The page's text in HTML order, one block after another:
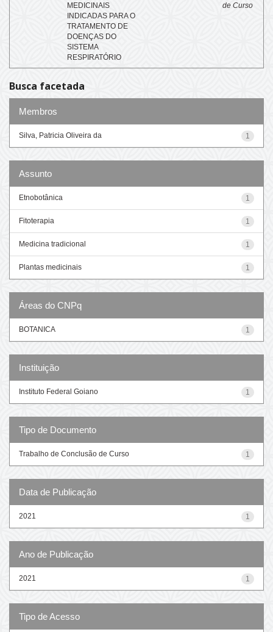
MEDICINAIS
INDICADAS PARA O
TRATAMENTO DE
DOENÇAS DO
SISTEMA
RESPIRATÓRIO
de Curso
Busca facetada
Membros
1
Silva, Patricia Oliveira da
Assunto
1
Etnobotânica
1
Fitoterapia
1
Medicina tradicional
1
Plantas medicinais
Áreas do CNPq
1
BOTANICA
Instituição
1
Instituto Federal Goiano
Tipo de Documento
1
Trabalho de Conclusão de Curso
Data de Publicação
1
2021
Ano de Publicação
1
2021
Tipo de Acesso